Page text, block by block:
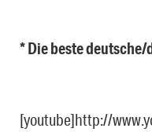
* Die beste
[youtube]http://